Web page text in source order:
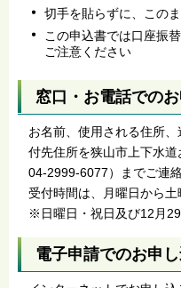
切手を貼らずに、この
この申込書では口座振
ご注意ください
窓口・お電話での
お名前、使用される住所
付先住所を狭山市上下水道
04-2999-6077）までご連絡
受付時間は、月曜日から土
※日曜日・祝日及び12月
電子申請でのお申